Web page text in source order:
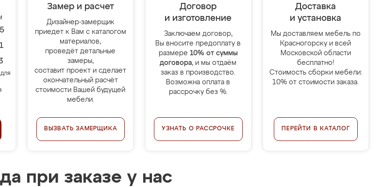
Замер и расчет
Дизайнер-замерщик
приедет к Вам с каталогом
материалов,
проведёт детальные
замеры,
составит проект и сделает
окончательный расчёт
стоимости Вашей будущей
мебели.
ВЫЗВАТЬ ЗАМЕРЩИКА
Договор
и изготовление
Заключаем договор,
Вы вносите предоплату в
размере 10% от суммы
договора, и мы отдаём
заказ в производство.
Возможна оплата в
рассрочку без %.
УЗНАТЬ О РАССРОЧКЕ
Доставка
и установка
Мы доставляем мебель по
Красногорску и всей
Московской области
бесплатно!
Стоимость сборки мебели:
10% от стоимости заказа.
ПЕРЕЙТИ В КАТАЛОГ
при заказе у нас